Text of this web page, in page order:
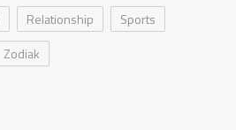
Relationship
Sports
Zodiak